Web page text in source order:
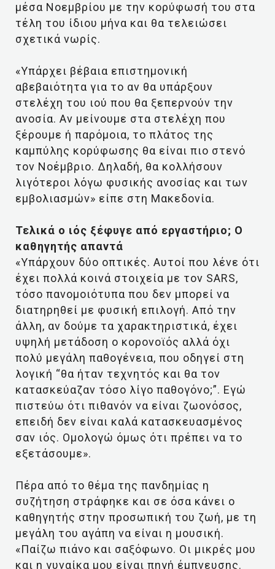
μέσα Νοεμβρίου με την κορύφωσή του στα
τέλη του ίδιου μήνα και θα τελειώσει
σχετικά νωρίς.
«Υπάρχει βέβαια επιστημονική
αβεβαιότητα για το αν θα υπάρξουν
στελέχη του ιού που θα ξεπερνούν την
ανοσία. Αν μείνουμε στα στελέχη που
ξέρουμε ή παρόμοια, το πλάτος της
καμπύλης κορύφωσης θα είναι πιο στενό
τον Νοέμβριο. Δηλαδή, θα κολλήσουν
λιγότεροι λόγω φυσικής ανοσίας και των
εμβολιασμών» είπε στη Μακεδονία.
Τελικά ο ιός ξέφυγε από εργαστήριο; Ο
καθηγητής απαντά
«Υπάρχουν δύο οπτικές. Αυτοί που λένε ότι
έχει πολλά κοινά στοιχεία με τον SARS,
τόσο πανομοιότυπα που δεν μπορεί να
διατηρηθεί με φυσική επιλογή. Από την
άλλη, αν δούμε τα χαρακτηριστικά, έχει
υψηλή μετάδοση ο κορονοϊός αλλά όχι
πολύ μεγάλη παθογένεια, που οδηγεί στη
λογική “θα ήταν τεχνητός και θα τον
κατασκεύαζαν τόσο λίγο παθογόνο;”. Εγώ
πιστεύω ότι πιθανόν να είναι ζωονόσος,
επειδή δεν είναι καλά κατασκευασμένος
σαν ιός. Ομολογώ όμως ότι πρέπει να το
εξετάσουμε».
Πέρα από το θέμα της πανδημίας η
συζήτηση στράφηκε και σε όσα κάνει ο
καθηγητής στην προσωπική του ζωή, με τη
μεγάλη του αγάπη να είναι η μουσική.
«Παίζω πιάνο και σαξόφωνο. Οι μικρές μου
και η γυναίκα μου είναι πηγή έμπνευσης.